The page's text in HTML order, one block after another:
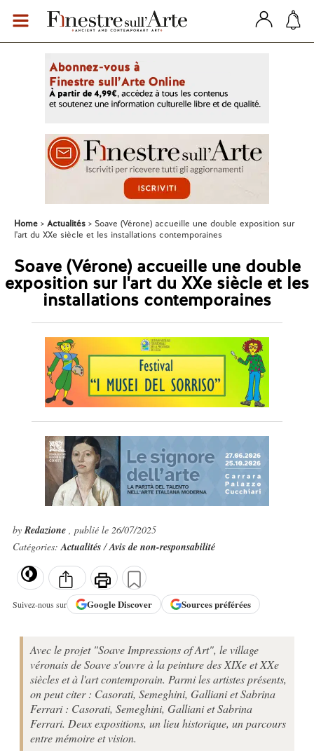
Home Actualités
Soave (Vérone) accueille une double exposition sur
l'art du XXe siècle et les installations contemporaines
Soave (Vérone) accueille une double
exposition sur l'art du XXe siècle et les
installations contemporaines
byRedazione , publié le 26/07/2025
Catégories:Actualités/Avis de non-responsabilité
Suivez-nous sur GoogleDiscover Sources préférées
Avec le projet "Soave Impressions of Art", le village
véronais de Soave s'ouvre à la peinture des XIXe et XXe
siècles et à l'art contemporain. Parmi les artistes présents,
on peut citer : Casorati, Semeghini, Galliani et Sabrina
Ferrari : Casorati, Semeghini, Galliani et Sabrina
Ferrari. Deux expositions, un lieu historique, un parcours
entre mémoire et vision.